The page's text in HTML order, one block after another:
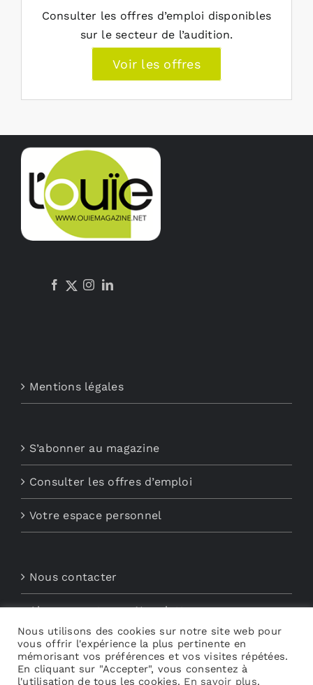
Consulter les offres d’emploi disponibles
sur le secteur de l’audition.
Voir les offres
Mentions légales
S’abonner au magazine
Consulter les offres d’emploi
Votre espace personnel
Nous contacter
Abonnements aux Newsletters
Découvrez My Audio
Nous utilisons des cookies sur notre site web pour
vous offrir l'expérience la plus pertinente en
mémorisant vos préférences et vos visites répétées.
En cliquant sur "Accepter", vous consentez à
l'utilisation de tous les cookies. En savoir plus.